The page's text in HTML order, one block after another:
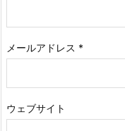
メールアドレス *
ウェブサイト